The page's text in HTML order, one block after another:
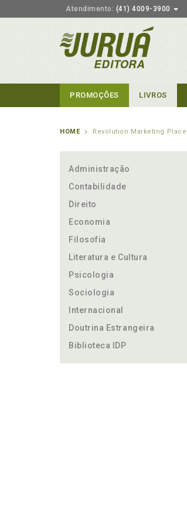
Atendimento: (41) 4009-3900
PROMOÇÕES LIVROS
HOME Revolution Marketing Place
Administração
Contabilidade
Direito
Economia
Filosofia
Literatura e Cultura
Psicologia
Sociologia
Internacional
Doutrina Estrangeira
Biblioteca IDP